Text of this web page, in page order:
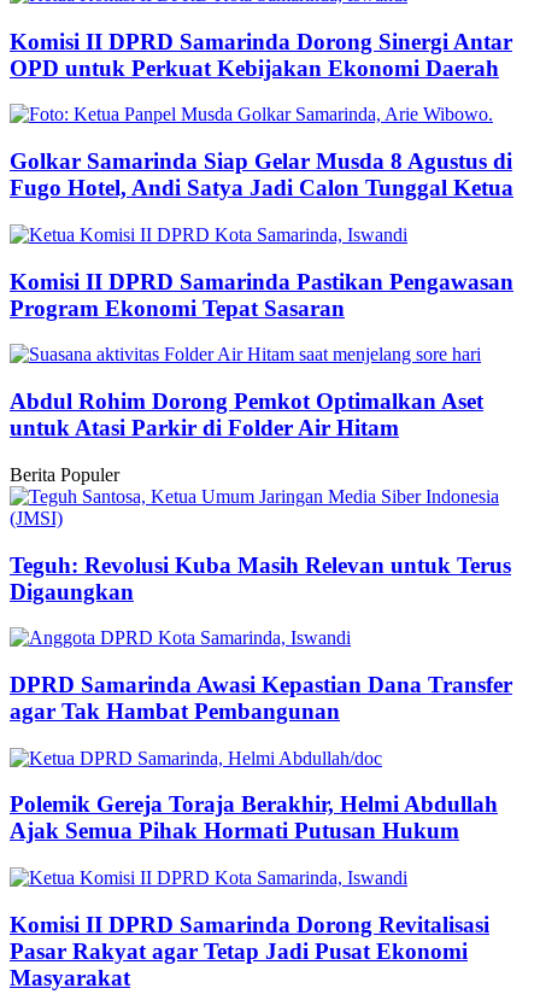
Komisi II DPRD Samarinda Dorong Sinergi Antar
OPD untuk Perkuat Kebijakan Ekonomi Daerah
Golkar Samarinda Siap Gelar Musda 8 Agustus di
Fugo Hotel, Andi Satya Jadi Calon Tunggal Ketua
Komisi II DPRD Samarinda Pastikan Pengawasan
Program Ekonomi Tepat Sasaran
Abdul Rohim Dorong Pemkot Optimalkan Aset
untuk Atasi Parkir di Folder Air Hitam
Berita Populer
Teguh: Revolusi Kuba Masih Relevan untuk Terus
Digaungkan
DPRD Samarinda Awasi Kepastian Dana Transfer
agar Tak Hambat Pembangunan
Polemik Gereja Toraja Berakhir, Helmi Abdullah
Ajak Semua Pihak Hormati Putusan Hukum
Komisi II DPRD Samarinda Dorong Revitalisasi
Pasar Rakyat agar Tetap Jadi Pusat Ekonomi
Masyarakat